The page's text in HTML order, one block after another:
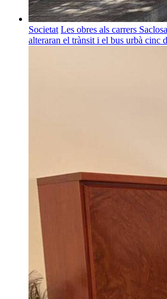
Societat Les obres als carrers
alteraran el trànsit i el bus urbà cinc